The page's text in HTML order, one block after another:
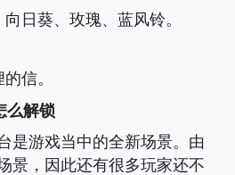
向日葵、玫瑰、蓝风铃。
信。
么解锁
是游戏当中的全新场景。由
景，因此还有很多玩家还不